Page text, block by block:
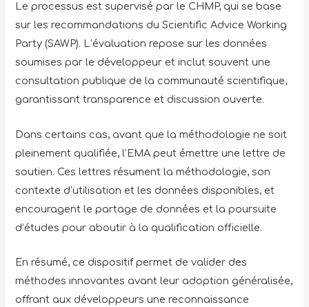
Le processus est supervisé par le CHMP, qui se base
sur les recommandations du Scientific Advice Working
Party (SAWP). L’évaluation repose sur les données
soumises par le développeur et inclut souvent une
consultation publique de la communauté scientifique,
garantissant transparence et discussion ouverte.
Dans certains cas, avant que la méthodologie ne soit
pleinement qualifiée, l’EMA peut émettre une lettre de
soutien. Ces lettres résument la méthodologie, son
contexte d’utilisation et les données disponibles, et
encouragent le partage de données et la poursuite
d’études pour aboutir à la qualification officielle.
En résumé, ce dispositif permet de valider des
méthodes innovantes avant leur adoption généralisée,
offrant aux développeurs une reconnaissance